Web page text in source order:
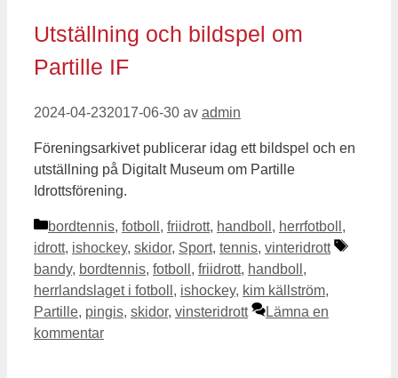
Utställning och bildspel om
Partille IF
2024-04-232017-06-30 av admin
Föreningsarkivet publicerar idag ett bildspel och en
utställning på Digitalt Museum om Partille
Idrottsförening.
Kategorier
bordtennis, fotboll , friidrott, handboll , herrfotboll ,
idrott, ishockey, skidor, Sport, tennis, vinteridrott
Etiketter
bandy, bordtennis, fotboll , friidrott, handboll ,
herrlandslaget i fotboll , ishockey, kim källström,
Partille, pingis, skidor, vinsteridrott
Lämna en
kommentar